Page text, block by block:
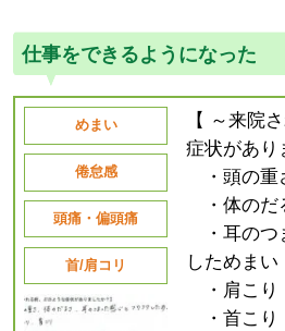
仕事をできるようになった
めまい
倦怠感
頭痛・偏頭痛
首/肩コリ
【 ～来院
症状があり
・頭の重
・体のだ
・耳のつ
しためまい
・肩こり
・首こり